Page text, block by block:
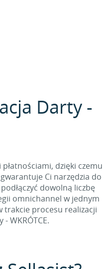
Darty -
dzięki czemu
Ci narzędzia do
dowolną liczbę
omnichannel w jednym
trakcie procesu realizacji
WKRÓTCE.